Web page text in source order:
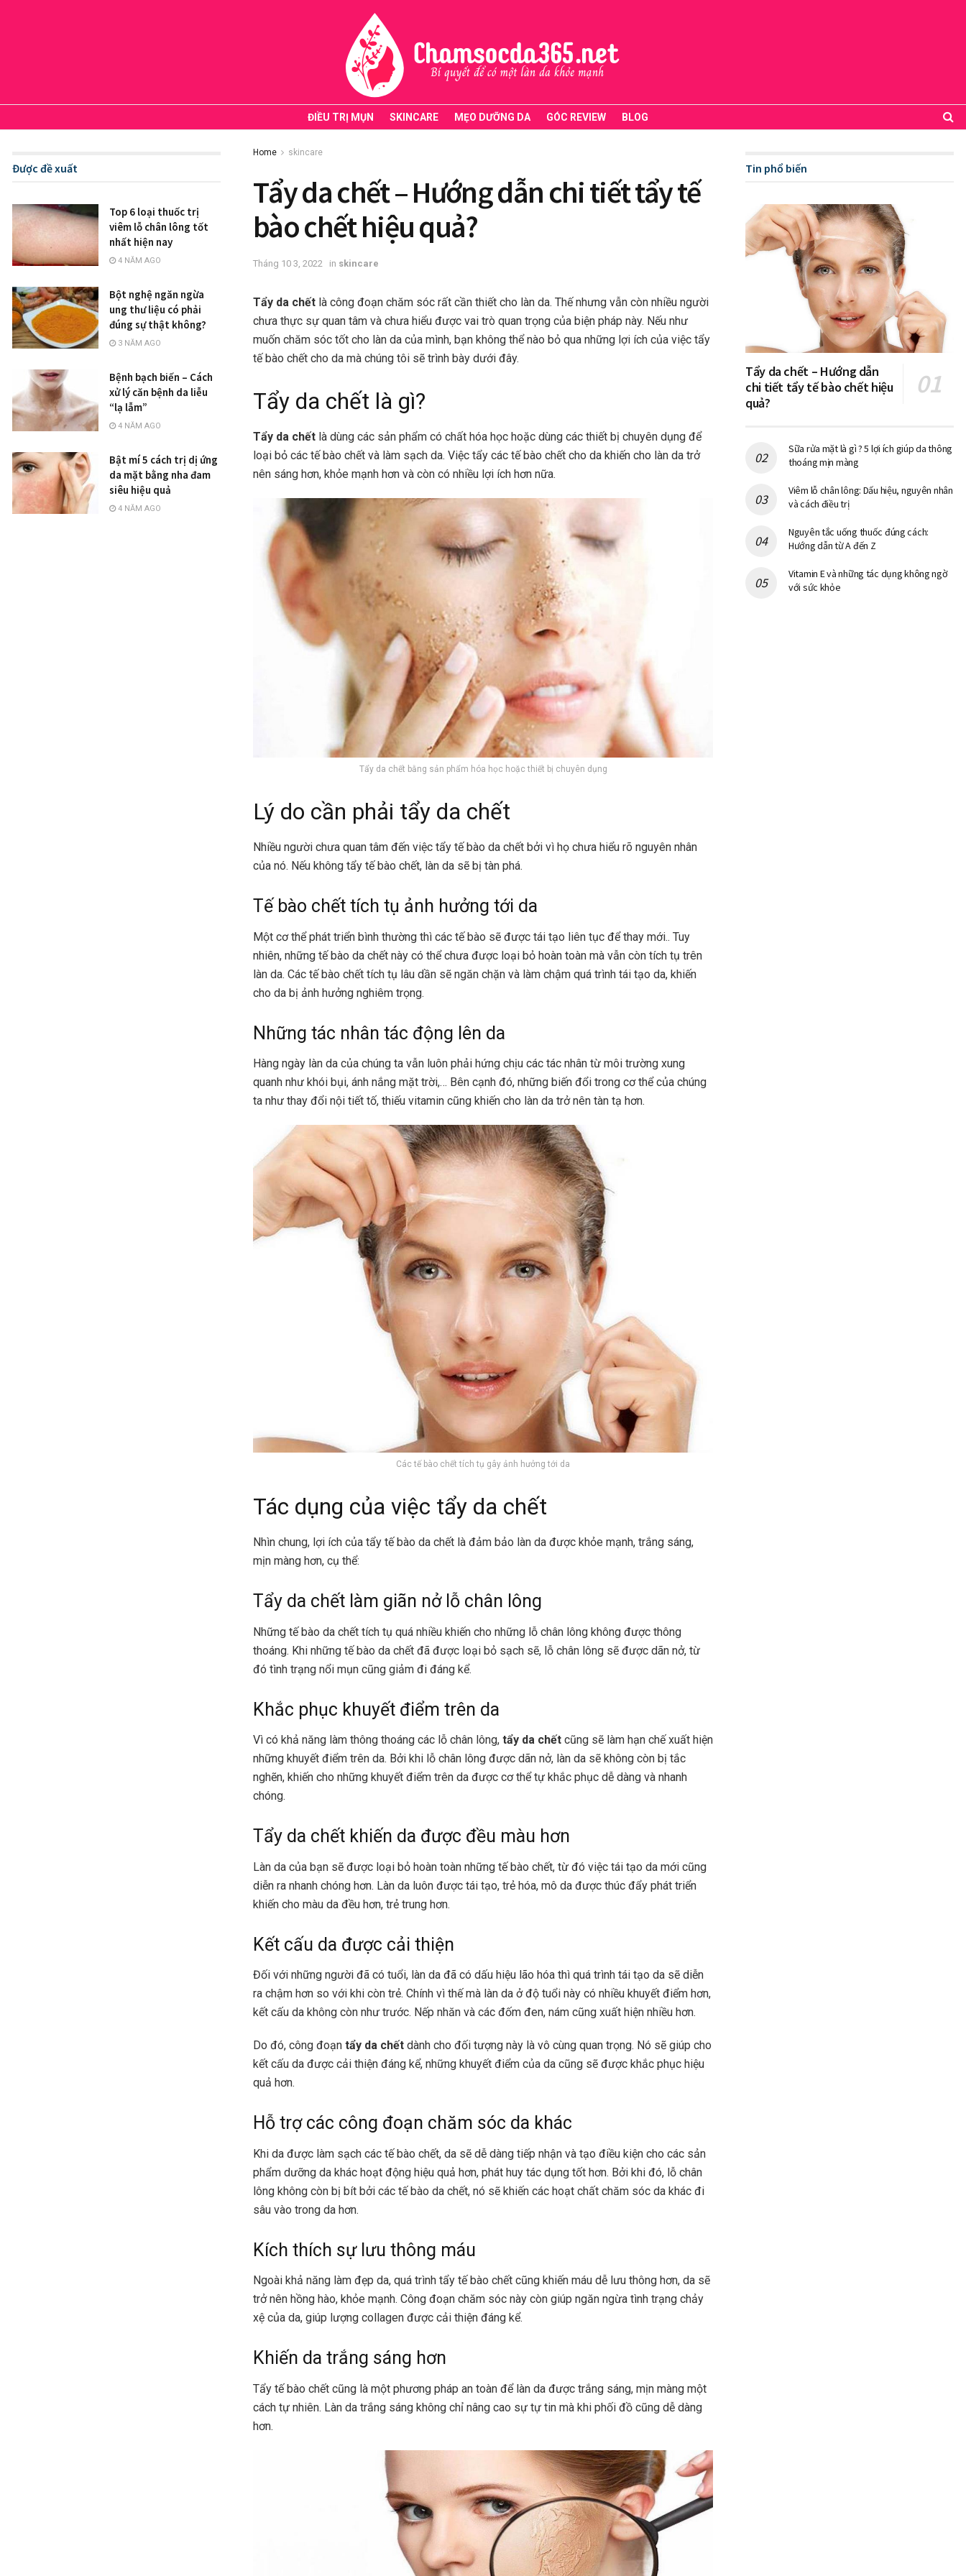
ĐIỀU TRỊ MỤN SKINCARE MẸO DƯỠNG DA GÓC REVIEW BLOG
Home skincare
Tẩy da chết – Hướng dẫn chi tiết tẩy tế
bào chết hiệu quả?
Tháng 10 3, 2022 in skincare
Tẩy da chết là công đoạn chăm sóc rất cần thiết cho làn da. Thế nhưng vẫn còn nhiều người
chưa thực sự quan tâm và chưa hiểu được vai trò quan trọng của biện pháp này. Nếu như
muốn chăm sóc tốt cho làn da của mình, bạn không thể nào bỏ qua những lợi ích của việc tẩy
tế bào chết cho da mà chúng tôi sẽ trình bày dưới đây.
Tẩy da chết là gì?
Tẩy da chết là dùng các sản phẩm có chất hóa học hoặc dùng các thiết bị chuyên dụng để
loại bỏ các tế bào chết và làm sạch da. Việc tẩy các tế bào chết cho da khiến cho làn da trở
nên sáng hơn, khỏe mạnh hơn và còn có nhiều lợi ích hơn nữa.
Tẩy da chết bằng sản phẩm hóa học hoặc thiết bị chuyên dụng
Lý do cần phải tẩy da chết
Nhiều người chưa quan tâm đến việc tẩy tế bào da chết bởi vì họ chưa hiểu rõ nguyên nhân
của nó. Nếu không tẩy tế bào chết, làn da sẽ bị tàn phá.
Tế bào chết tích tụ ảnh hưởng tới da
Một cơ thể phát triển bình thường thì các tế bào sẽ được tái tạo liên tục để thay mới.. Tuy
nhiên, những tế bào da chết này có thể chưa được loại bỏ hoàn toàn mà vẫn còn tích tụ trên
làn da. Các tế bào chết tích tụ lâu dần sẽ ngăn chặn và làm chậm quá trình tái tạo da, khiến
cho da bị ảnh hưởng nghiêm trọng.
Những tác nhân tác động lên da
Hàng ngày làn da của chúng ta vẫn luôn phải hứng chịu các tác nhân từ môi trường xung
quanh như khói bụi, ánh nắng mặt trời,… Bên cạnh đó, những biến đổi trong cơ thể của chúng
ta như thay đổi nội tiết tố, thiếu vitamin cũng khiến cho làn da trở nên tàn tạ hơn.
Các tế bào chết tích tụ gây ảnh hưởng tới da
Tác dụng của việc tẩy da chết
Nhìn chung, lợi ích của tẩy tế bào da chết là đảm bảo làn da được khỏe mạnh, trắng sáng,
mịn màng hơn, cụ thể:
Tẩy da chết làm giãn nở lỗ chân lông
Những tế bào da chết tích tụ quá nhiều khiến cho những lỗ chân lông không được thông
thoáng. Khi những tế bào da chết đã được loại bỏ sạch sẽ, lỗ chân lông sẽ được dãn nở, từ
đó tình trạng nổi mụn cũng giảm đi đáng kể.
Khắc phục khuyết điểm trên da
Vì có khả năng làm thông thoáng các lỗ chân lông, tẩy da chết cũng sẽ làm hạn chế xuất hiện
những khuyết điểm trên da. Bởi khi lỗ chân lông được dãn nở, làn da sẽ không còn bị tắc
nghẽn, khiến cho những khuyết điểm trên da được cơ thể tự khắc phục dễ dàng và nhanh
chóng.
Tẩy da chết khiến da được đều màu hơn
Làn da của bạn sẽ được loại bỏ hoàn toàn những tế bào chết, từ đó việc tái tạo da mới cũng
diễn ra nhanh chóng hơn. Làn da luôn được tái tạo, trẻ hóa, mô da được thúc đẩy phát triển
khiến cho màu da đều hơn, trẻ trung hơn.
Kết cấu da được cải thiện
Đối với những người đã có tuổi, làn da đã có dấu hiệu lão hóa thì quá trình tái tạo da sẽ diễn
ra chậm hơn so với khi còn trẻ. Chính vì thế mà làn da ở độ tuổi này có nhiều khuyết điểm hơn,
kết cấu da không còn như trước. Nếp nhăn và các đốm đen, nám cũng xuất hiện nhiều hơn.
Do đó, công đoạn tẩy da chết dành cho đối tượng này là vô cùng quan trọng. Nó sẽ giúp cho
kết cấu da được cải thiện đáng kể, những khuyết điểm của da cũng sẽ được khắc phục hiệu
quả hơn.
Hỗ trợ các công đoạn chăm sóc da khác
Khi da được làm sạch các tế bào chết, da sẽ dễ dàng tiếp nhận và tạo điều kiện cho các sản
phẩm dưỡng da khác hoạt động hiệu quả hơn, phát huy tác dụng tốt hơn. Bởi khi đó, lỗ chân
lông không còn bị bít bởi các tế bào da chết, nó sẽ khiến các hoạt chất chăm sóc da khác đi
sâu vào trong da hơn.
Kích thích sự lưu thông máu
Ngoài khả năng làm đẹp da, quá trình tẩy tế bào chết cũng khiến máu dễ lưu thông hơn, da sẽ
trở nên hồng hào, khỏe mạnh. Công đoạn chăm sóc này còn giúp ngăn ngừa tình trạng chảy
xệ của da, giúp lượng collagen được cải thiện đáng kể.
Khiến da trắng sáng hơn
Tẩy tế bào chết cũng là một phương pháp an toàn để làn da được trắng sáng, mịn màng một
cách tự nhiên. Làn da trắng sáng không chỉ nâng cao sự tự tin mà khi phối đồ cũng dễ dàng
hơn.
Được đề xuất
Top 6 loại thuốc trị
viêm lỗ chân lông tốt
nhất hiện nay
4 NĂM AGO
Bột nghệ ngăn ngừa
ung thư liệu có phải
đúng sự thật không?
3 NĂM AGO
Bệnh bạch biến – Cách
xử lý căn bệnh da liễu
“lạ lẫm”
4 NĂM AGO
Bật mí 5 cách trị dị ứng
da mặt bằng nha đam
siêu hiệu quả
4 NĂM AGO
Tin phổ biến
Tẩy da chết – Hướng dẫn
chi tiết tẩy tế bào chết hiệu
quả?
Sữa rửa mặt là gì ? 5 lợi ích giúp da thông
thoáng mịn màng
Viêm lỗ chân lông: Dấu hiệu, nguyên nhân
và cách điều trị
Nguyên tắc uống thuốc đúng cách:
Hướng dẫn từ A đến Z
Vitamin E và những tác dụng không ngờ
với sức khỏe